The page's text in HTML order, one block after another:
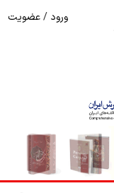
ورود /عضویت